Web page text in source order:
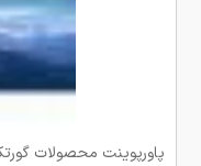
پاورپوینت محصولات